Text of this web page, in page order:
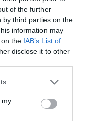
of the further
by third parties on the
information may
the IAB’s List of
disclose it to other
my